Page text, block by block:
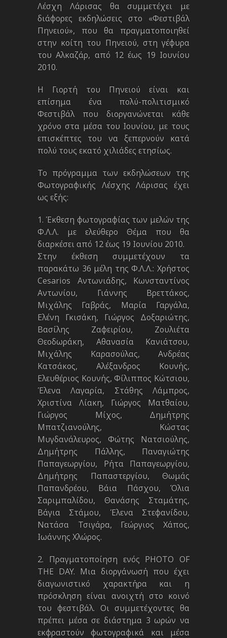
Λέσχη Λάρισας θα συμμετέχει με
διάφορες εκδηλώσεις στο «Φεστιβάλ
Πηνειού», που θα πραγματοποιηθεί
στην κοίτη του Πηνειού, στη γέφυρα
του Αλκαζάρ, από 12 έως 19 Ιουνίου
2010.
H Γιορτή του Πηνειού είναι και
επίσημα ένα πολύ-πολιτισμικό
Φεστιβάλ που διοργανώνεται κάθε
χρόνο στα μέσα του Ιουνίου, με τους
επισκέπτες του να ξεπερνούν κατά
πολύ τους εκατό χιλιάδες ετησίως.
Το πρόγραμμα των εκδηλώσεων της
Φωτογραφικής Λέσχης Λάρισας έχει
ως εξής:
1. Έκθεση φωτογραφίας των μελών της
Φ.Λ.Λ. με ελεύθερο Θέμα που θα
διαρκέσει από 12 έως 19 Ιουνίου 2010.
Στην έκθεση συμμετέχουν τα
παρακάτω 36 μέλη της Φ.Λ.Λ.: Χρήστος
Cesarios Αντωνιάδης, Κωνσταντίνος
Αντωνίου, Γιάννης Βρεττάκος,
Μιχάλης Γαβράς, Μαρία Γαργάλα,
Ελένη Γκισάκη, Γιώργος Δοξαριώτης,
Βασίλης Ζαφειρίου, Ζουλιέτα
Θεοδωράκη, Αθανασία Κανιάτσου,
Μιχάλης Καρασούλας, Ανδρέας
Κατσάκος, Αλέξανδρος Κουνής,
Ελευθέριος Κουνής, Φίλιππος Κώτσιου,
Έλενα Λαγαρία, Στάθης Λάμπρος,
Χριστίνα Λίακη, Γιώργος Ματθαίου,
Γιώργος Μίχος, Δημήτρης
Μπατζιανούλης, Κώστας
Μυγδανάλευρος, Φώτης Νατσιούλης,
Δημήτρης Πάλλης, Παναγιώτης
Παπαγεωργίου, Ρήτα Παπαγεωργίου,
Δημήτρης Παπαστεργίου, Θωμάς
Παπανδρέου, Βάια Πάσχου, Όλια
Σαριμπαλίδου, Θανάσης Σταμάτης,
Βάγια Στάμου, Έλενα Στεφανίδου,
Νατάσα Τσιγάρα, Γεώργιος Χάπος,
Ιωάννης Χλώρος.
2. Πραγματοποίηση ενός PHOTO OF
THE DAY. Μια διοργάνωσή που έχει
διαγωνιστικό χαρακτήρα και η
πρόσκληση είναι ανοιχτή στο κοινό
του φεστιβάλ. Οι συμμετέχοντες θα
πρέπει μέσα σε διάστημα 3 ωρών να
εκφραστούν φωτογραφικά και μέσα